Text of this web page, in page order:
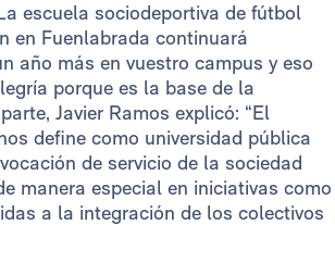
escuela sociodeportiva de fútbol
en Fuenlabrada continuará
año más en vuestro campus y eso
porque es la base de la
Javier Ramos explicó: “El
define como universidad pública
de servicio de la sociedad
manera especial en iniciativas como
a la integración de los colectivos